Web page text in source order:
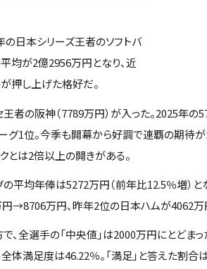
日本シリーズ王者のソフトバ
均が2億2956万円となり、近
押し上げた格好だ。
者の阪神（7789万円）が入った。2025年
グ1位。今季も開幕から好調で連覇の期待
とは2倍以上の開きがある。
平均年俸は5272万円（前年比12.5％増）と
円→8706万円、昨年2位の日本ハムが4062万
全選手の「中央値」は2000万円にとどまっ
体満足度は46.22％。「満足」と答えた割合